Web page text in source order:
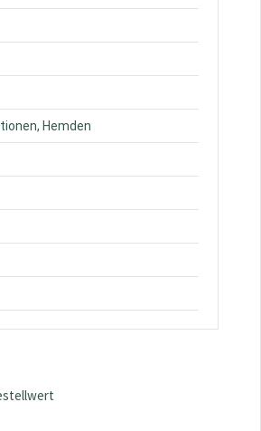
Hemden